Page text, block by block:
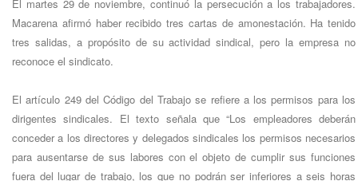
El martes 29 de noviembre, continuó la persecución a los trabajadores.
Macarena afirmó haber recibido tres cartas de amonestación. Ha tenido
tres salidas, a propósito de su actividad sindical, pero la empresa no
reconoce el sindicato.
El artículo 249 del Código del Trabajo se refiere a los permisos para los
dirigentes sindicales. El texto señala que “Los empleadores deberán
conceder a los directores y delegados sindicales los permisos necesarios
para ausentarse de sus labores con el objeto de cumplir sus funciones
fuera del lugar de trabajo, los que no podrán ser inferiores a seis horas